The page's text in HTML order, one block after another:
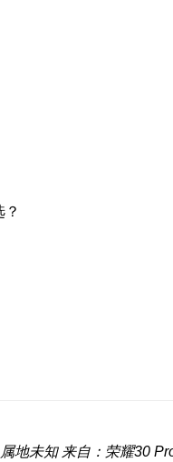
属地未知 来自：荣耀30